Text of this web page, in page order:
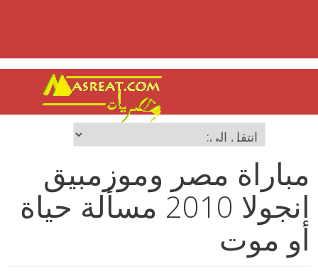
مباراة مصر وموزمبيق
انجولا 2010 مسألة حياة
أو موت